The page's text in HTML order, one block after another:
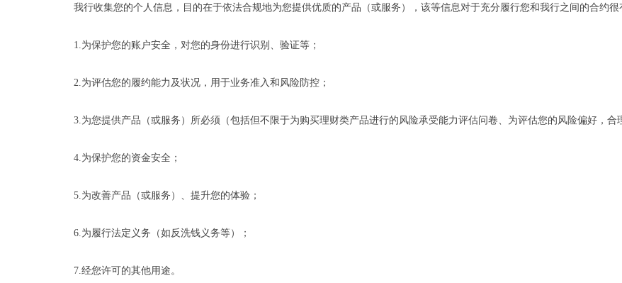
我行收集您的个人信息，目的在于依法合规地为您提供优质的产品（或服务），该等信息对于充分履行您和我行之间的合约
1.为保护您的账户安全，对您的身份进行识别、验证等；
2.为评估您的履约能力及状况，用于业务准入和风险防控；
3.为您提供产品（或服务）所必须（包括但不限于为购买理财类产品进行的风险承受能力评估问卷、为评估您的风险偏好，合
4.为保护您的资金安全；
5.为改善产品（或服务）、提升您的体验；
6.为履行法定义务（如反洗钱义务等）；
7.经您许可的其他用途。